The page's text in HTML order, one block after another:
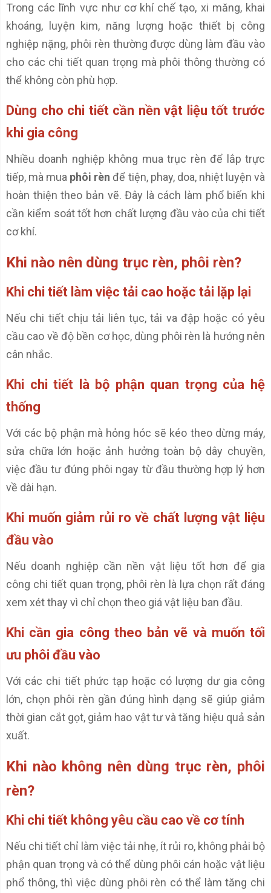
Trong các lĩnh vực như cơ khí chế tạo, xi măng, khai
khoáng, luyện kim, năng lượng hoặc thiết bị công
nghiệp nặng, phôi rèn thường được dùng làm đầu vào
cho các chi tiết quan trọng mà phôi thông thường có
thể không còn phù hợp.
Dùng cho chi tiết cần nền vật liệu tốt trước
khi gia công
Nhiều doanh nghiệp không mua trục rèn để lắp trực
tiếp, mà mua phôi rèn để tiện, phay, doa, nhiệt luyện và
hoàn thiện theo bản vẽ. Đây là cách làm phổ biến khi
cần kiểm soát tốt hơn chất lượng đầu vào của chi tiết
cơ khí.
Khi nào nên dùng trục rèn, phôi rèn?
Khi chi tiết làm việc tải cao hoặc tải lặp lại
Nếu chi tiết chịu tải liên tục, tải va đập hoặc có yêu
cầu cao về độ bền cơ học, dùng phôi rèn là hướng nên
cân nhắc.
Khi chi tiết là bộ phận quan trọng của hệ
thống
Với các bộ phận mà hỏng hóc sẽ kéo theo dừng máy,
sửa chữa lớn hoặc ảnh hưởng toàn bộ dây chuyền,
việc đầu tư đúng phôi ngay từ đầu thường hợp lý hơn
về dài hạn.
Khi muốn giảm rủi ro về chất lượng vật liệu
đầu vào
Nếu doanh nghiệp cần nền vật liệu tốt hơn để gia
công chi tiết quan trọng, phôi rèn là lựa chọn rất đáng
xem xét thay vì chỉ chọn theo giá vật liệu ban đầu.
Khi cần gia công theo bản vẽ và muốn tối
ưu phôi đầu vào
Với các chi tiết phức tạp hoặc có lượng dư gia công
lớn, chọn phôi rèn gần đúng hình dạng sẽ giúp giảm
thời gian cắt gọt, giảm hao vật tư và tăng hiệu quả sản
xuất.
Khi nào không nên dùng trục rèn, phôi
rèn?
Khi chi tiết không yêu cầu cao về cơ tính
Nếu chi tiết chỉ làm việc tải nhẹ, ít rủi ro, không phải bộ
phận quan trọng và có thể dùng phôi cán hoặc vật liệu
phổ thông, thì việc dùng phôi rèn có thể làm tăng chi